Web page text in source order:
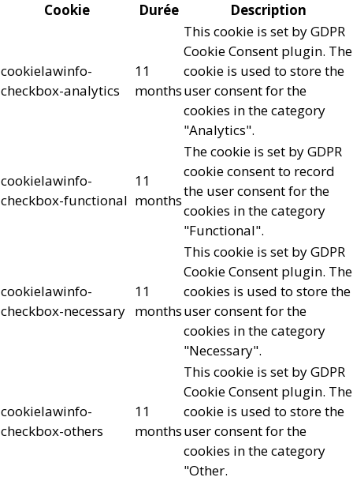
Cookie
Durée Description
cookielawinfo-
checkbox-analytics
11
months
This cookie is set by GDPR
Cookie Consent plugin. The
cookie is used to store the
user consent for the
cookies in the category
"Analytics".
cookielawinfo-
checkbox-functional
11
months
The cookie is set by GDPR
cookie consent to record
the user consent for the
cookies in the category
"Functional".
cookielawinfo-
checkbox-necessary
11
months
This cookie is set by GDPR
Cookie Consent plugin. The
cookies is used to store the
user consent for the
cookies in the category
"Necessary".
cookielawinfo-
checkbox-others
11
months
This cookie is set by GDPR
Cookie Consent plugin. The
cookie is used to store the
user consent for the
cookies in the category
"Other.